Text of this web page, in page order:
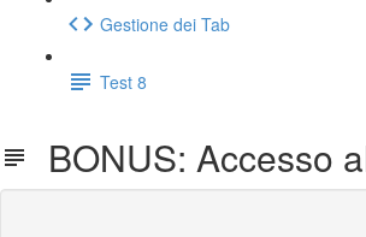
Gestione dei Tab
Test 8
BONUS: Accesso